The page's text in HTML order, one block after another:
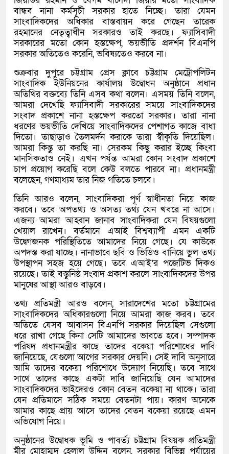
বান্ধব নানা কর্মসূচী সরকার হাতে নিচ্ছে। তারা যেমন
সাংবাদিকদের অধিকার বাস্তবায়ন করে গেছেন তারেক
রহমানের নেতৃত্বাধীন সরকারও তাই করছে। ফ্যাসিবাদী
সরকারের মতো কোন হস্তক্ষেপ, ভয়ভীতি প্রদর্শন বিএনপি
সরকার অতিতেও করেনি, ভবিষ্যতেও করবে না।
শুক্রবার দুপুরে চট্টগ্রাম প্রেস ক্লাবে চট্টগ্রাম মেট্রোপলিটন
সাংবাদিক ইউনিয়নের কার্যালয় উদ্বোধন অনুষ্ঠানে প্রধান
অতিথির বক্তব্যে তিনি এসব কথা বলেন। এসময় তিনি বলেন,
আমরা দেখেছি ফ্যাসিবাদী সরকারের সময়ে সাংবাদিকদের
সংবাদ প্রকাশে নানা হস্তক্ষেপ করতো সরকার। তারা নানা
ধরণের ভয়ভীতি দেখিয়ে সাংবাদিকদের পেশাগত কাজে বাধা
দিতো। তাছাড়াও তৈলমর্দন করাকে তারা স্বীকৃতি দিয়েছিল।
আমরা কিন্তু তা করছি না। সেরকম কিছু করার ইচ্ছে কিংবা
মানসিকতাও নেই। এখন পর্যন্ত আমরা কোন সংবাদ প্রকাশে
চাপ প্রয়োগ করেছি বলে কেউ বলতে পারবে না। প্রধানমন্ত্রী
বলেছেন, গণমাধ্যম তার নিজ গতিতে চলবে।
তিনি আরও বলেন, সাংবাদিকরা পূর্ণ স্বাধীনতা নিয়ে কাজ
করবে। তবে অপতথ্য ও অসত্য তথ্য যেন খবরে না আসে।
এজন্য আমরা আহ্বান জানাব সাংবাদিকরা যেন বিষয়গুলো
খেয়াল রাখেন। বর্তমানে এআই বিশ্বব্যাপী এমন একটি
উদ্বেগজনক পরিস্থিতিতে আমাদের নিয়ে গেছে। যে কাউকে
অপদস্ত করা যাচ্ছে। নানাভাবে ছবি ও ভিডিও বানিয়ে ভুল তথ্য
উপস্থাপন সহজ হয়ে গেছে। তবে এআই’র পজেটিভ দিকও
রয়েছে। তাই বস্তুনিষ্ঠ সংবাদ প্রকাশ করলে সাংবাদিকদের উপর
মানুষের আস্থা আরও বাড়বে।
তথ্য প্রতিমন্ত্রী আরও বলেন, সারাদেশের মতো চট্টগ্রামের
সাংবাদিকদের অধিকারগুলো নিয়ে আমরা কাজ করব। তবে
অতিতে যেসব আবাসন বিএনপি সরকার দিয়েছিল সেগুলো
ধরে রাখা গেছে কিনা সেটি আমাদের ভাবতে হবে। সম্পাদক
পরিষদ প্রধানমন্ত্রীর কাছে তাদের বকেয়া পরিশোধের দাবি
জানিয়েছে, যেগুলো আগের সরকার দেয়নি। সেই দাবি অনুসারে
আমি তাদের বকেয়া পরিশোধে উদ্যোগ নিয়েছি। তবে সাথে
সাথে তাদের কাছে একটা দাবি জানিয়েছি যেন আমাদের
সাংবাদিকদের ভাইদেরও কোন বেতন বকেয়া না থাকে। তারা
যেন প্রতিমাসে সঠিক সময়ে বেতনটা পায়। কারণ অনেকে
আমার কাছে প্রায় আসে তাদের বেতন বকেয়া রয়েছে এমন
অভিযোগ নিয়ে।
অনুষ্ঠানের উদ্বোধক ভূমি ও পাবর্ত্য চট্টগ্রাম বিষয়ক প্রতিমন্ত্রী
মীর মোহাম্মদ হেলাল উদ্দিন বলেন, সরকার বিভিন্ন পর্যায়ের